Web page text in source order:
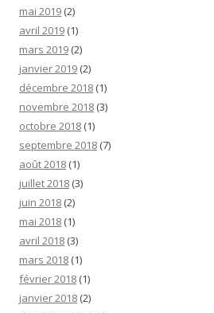
mai 2019 (2)
avril 2019 (1)
mars 2019 (2)
janvier 2019 (2)
décembre 2018 (1)
novembre 2018 (3)
octobre 2018 (1)
septembre 2018 (7)
août 2018 (1)
juillet 2018 (3)
juin 2018 (2)
mai 2018 (1)
avril 2018 (3)
mars 2018 (1)
février 2018 (1)
janvier 2018 (2)